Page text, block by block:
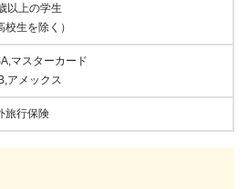
以上の学生
校生を除く）
マスターカード
アメックス
旅行保険